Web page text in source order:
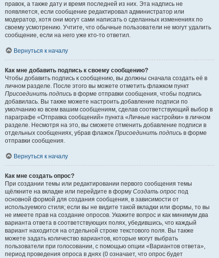
правок, а также дату и время последней из них. Эта надпись не
появляется, если сообщение редактировал администратор или
модератор, хотя они могут сами написать о сделанных изменениях по
своему усмотрению. Учтите, что обычные пользователи не могут удалить
сообщение, если на него уже кто-то ответил.
Вернуться к началу
Как мне добавить подпись к своему сообщению?
Чтобы добавить подпись к сообщению, вы должны сначала создать её в
личном разделе. После этого вы можете отметить флажком пункт
Присоединить подпись в форме отправки сообщения, чтобы подпись
добавилась. Вы также можете настроить добавление подписи по
умолчанию ко всем вашим сообщениям, сделав соответствующий выбор в
параграфе «Отправка сообщений» пункта «Личные настройки» в личном
разделе. Несмотря на это, вы сможете отменить добавление подписи в
отдельных сообщениях, убрав флажок Присоединить подпись в форме
отправки сообщения.
Вернуться к началу
Как мне создать опрос?
При создании темы или редактировании первого сообщения темы
щёлкните на вкладке или перейдите в форму Создать опрос под
основной формой для создания сообщения, в зависимости от
используемого стиля; если вы не видите такой вкладки или формы, то вы
не имеете прав на создание опросов. Укажите вопрос и как минимум два
варианта ответа в соответствующих полях, убедившись, что каждый
вариант находится на отдельной строке текстового поля. Вы также
можете задать количество вариантов, которые могут выбрать
пользователи при голосовании, с помощью опции «Вариантов ответа»,
период проведения опроса в днях (0 означает, что опрос будет